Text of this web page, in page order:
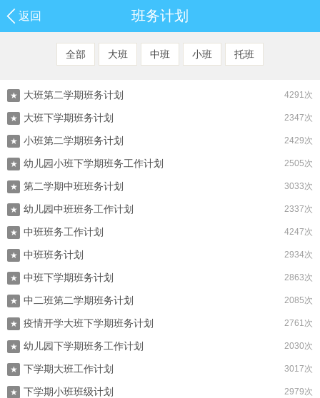
返回 班务计划
全部 大班 中班 小班 托班
4291次
★ 大班第二学期班务计划
2347次
★ 大班下学期班务计划
2429次
★ 小班第二学期班务计划
2505次
★ 幼儿园小班下学期班务工作计划
3033次
★ 第二学期中班班务计划
2337次
★ 幼儿园中班班务工作计划
4247次
★ 中班班务工作计划
2934次
★ 中班班务计划
2863次
★ 中班下学期班务计划
2085次
★ 中二班第二学期班务计划
2761次
★ 疫情开学大班下学期班务计划
2030次
★ 幼儿园下学期班务工作计划
3017次
★ 下学期大班工作计划
2979次
★ 下学期小班班级计划